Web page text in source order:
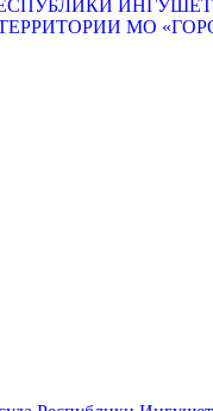
МО